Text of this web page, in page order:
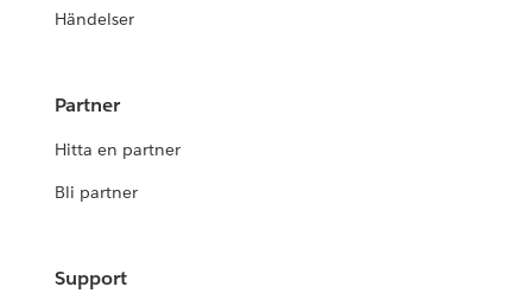
Händelser
Partner
Hitta en partner
Bli partner
Support